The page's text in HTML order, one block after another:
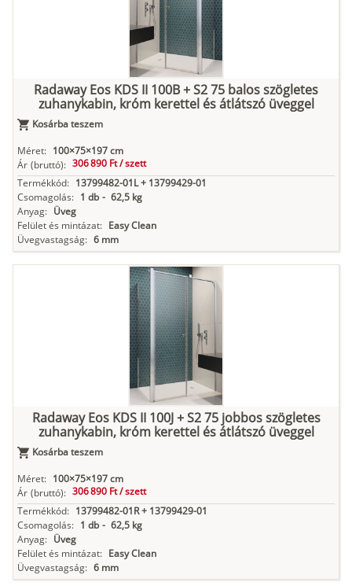
Radaway Eos KDS II 100B + S2 75 balos szögletes
zuhanykabin, króm kerettel és átlátszó üveggel
Kosárba teszem
Méret: 100×75×197 cm
Ár (bruttó): 306 890 Ft /szett
Termékkód: 13799482-01L + 13799429-01
Csomagolás: 1 db - 62,5 kg
Anyag: Üveg
Felület és mintázat: Easy Clean
Üvegvastagság: 6 mm
Radaway Eos KDS II 100J + S2 75 jobbos szögletes
zuhanykabin, króm kerettel és átlátszó üveggel
Kosárba teszem
Méret: 100×75×197 cm
Ár (bruttó): 306 890 Ft /szett
Termékkód: 13799482-01R + 13799429-01
Csomagolás: 1 db - 62,5 kg
Anyag: Üveg
Felület és mintázat: Easy Clean
Üvegvastagság: 6 mm